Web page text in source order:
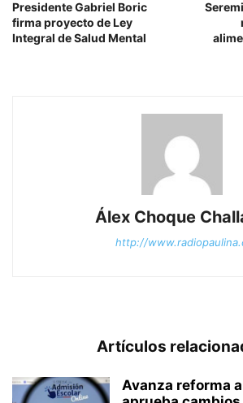
Presidente Gabriel Boric
firma proyecto de Ley
Integral de Salud Mental
Álex Choque
http://
Artículos
Avanza reforma